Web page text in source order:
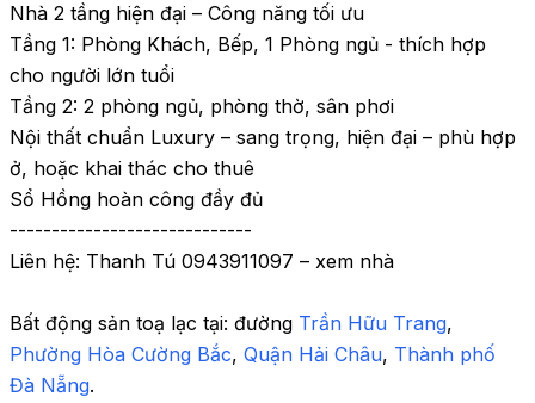
Nhà 2 tầng hiện đại – Công năng tối ưu
Tầng 1: Phòng Khách, Bếp, 1 Phòng ngủ - thích hợp
cho người lớn tuổi
Tầng 2: 2 phòng ngủ, phòng thờ, sân phơi
Nội thất chuẩn Luxury – sang trọng, hiện đại – phù hợp
ở, hoặc khai thác cho thuê
Sổ Hồng hoàn công đầy đủ
-----------------------------
Liên hệ: Thanh Tú 0943911097 – xem nhà
Bất động sản toạ lạc tại: đường Trần Hữu Trang
Phường Hòa Cường Bắc, Quận Hải Châu, Thành phố
Đà Nẵng.